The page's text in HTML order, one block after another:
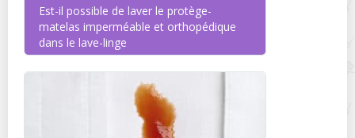
Est-il possible de laver le protège-
matelas imperméable et orthopédique
dans le lave-linge